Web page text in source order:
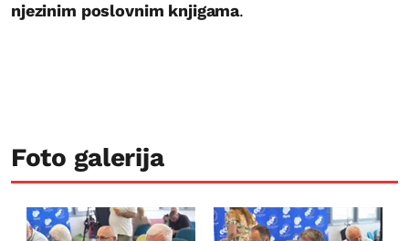
njezinim poslovnim knjigama.
Foto galerija